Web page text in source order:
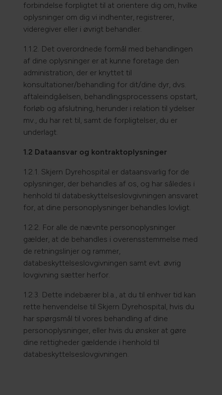
forbindelse forpligtet til at orientere dig om, hvilke
oplysninger om dig vi indhenter, registrerer,
videregiver eller i øvrigt behandler.
1.1.2. Det overordnede formål med behandlingen
af dine oplysninger er at kunne foretage den
administration, der er knyttet til
konsultationer/behandling for dit/dine dyr, dvs.
aftaleindgåelsen, behandlingsprocessens opstart,
forløb og afslutning, herunder i relation til ydelser
mv., du har ret til, samt de forpligtelser, du er
underlagt.
1.2 Dataansvar og kontraktoplysninger
1.2.1. Skjern Dyrehospital er dataansvarlig for de
oplysninger, der behandles af os, og har således i
henhold til databeskyttelseslovgivningen ansvaret
for, at dine personoplysninger behandles lovligt.
1.2.2. For alle de nævnte personoplysninger
gælder, at de behandles i overensstemmelse med
de retningslinjer og rammer,
databeskyttelseslovgivningen samt evt. øvrig
lovgivning sætter herfor.
1.2.3. Dette indebærer bl.a., at du til enhver tid kan
rette henvendelse til Skjern Dyrehospital, hvis du
har spørgsmål til vores behandling af dine
personoplysninger, eller hvis du ønsker at gøre
dine rettigheder gældende i henhold til
databeskyttelseslovgivningen.